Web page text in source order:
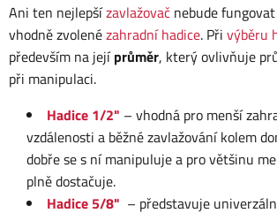
Ani ten nejlepšízavlažovač nebude
vhodně zvolenézahradní hadice. Při výběru
především na jejíprůměr, který ovlivňuje
při manipulaci.
Hadice 1/2" – vhodná pro menší
vzdálenosti a běžné zavlažování kolem
dobře se s ní manipuluje a pro většinu
plně dostačuje.
Hadice 5/8" – představuje